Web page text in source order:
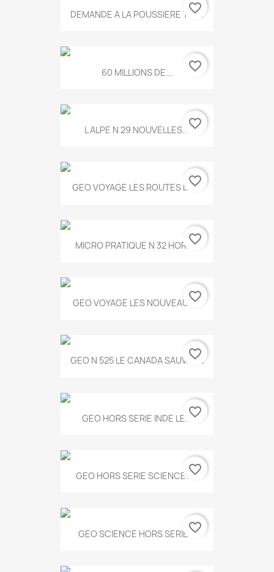
DEMANDE A LA POUSSIERE T.778
favorite_border
60 MILLIONS DE... favorite_border
L ALPE N 29 NOUVELLES...favorite_border
GEO VOYAGE LES ROUTES DE...
favorite_border
MICRO PRATIQUE N 32 HORS...
favorite_border
GEO VOYAGE LES NOUVEAUX...
favorite_border
GEO N 525 LE CANADA SAUVAGE
favorite_border
GEO HORS SERIE INDE LE...favorite_border
GEO HORS SERIE SCIENCES...
favorite_border
GEO SCIENCE HORS SERIE...favorite_border